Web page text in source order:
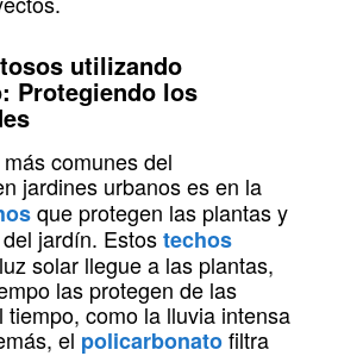
utilizando
Protegiendo los
comunes del
jardines urbanos es en la
que protegen las plantas y
jardín. Estostechos
solar llegue a las plantas,
las protegen de las
tiempo, como la lluvia intensa
el policarbonatofiltra